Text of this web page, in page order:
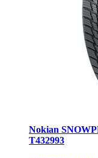
Nokian
T432993